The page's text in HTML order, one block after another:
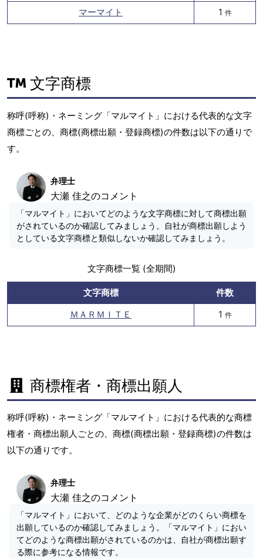
マーマイト 1 件
文字商標
称呼(呼称)・ネーミング「マルマイト」における代表的な文字
商標ごとの、商標(商標出願・登録商標)の件数は以下の通りで
す。
弁理士
大瀬 佳之のコメント
「マルマイト」においてどのような文字商標に対して商標出願
がされているのか確認してみましょう。自社が商標出願しよう
としている文字商標と類似しないか確認してみましょう。
文字商標一覧 (全期間)
文字商標
件数
ＭＡＲＭＩＴＥ
1 件
商標権者・商標出願人
称呼(呼称)・ネーミング「マルマイト」における代表的な商標
権者・商標出願人ごとの、商標(商標出願・登録商標)の件数は
以下の通りです。
弁理士
大瀬 佳之のコメント
「マルマイト」において、どのような企業がどのくらい商標を
出願しているのか確認してみましょう。「マルマイト」におい
てどのような商標出願がされているのかは、自社が商標出願す
る際に参考になる情報です。